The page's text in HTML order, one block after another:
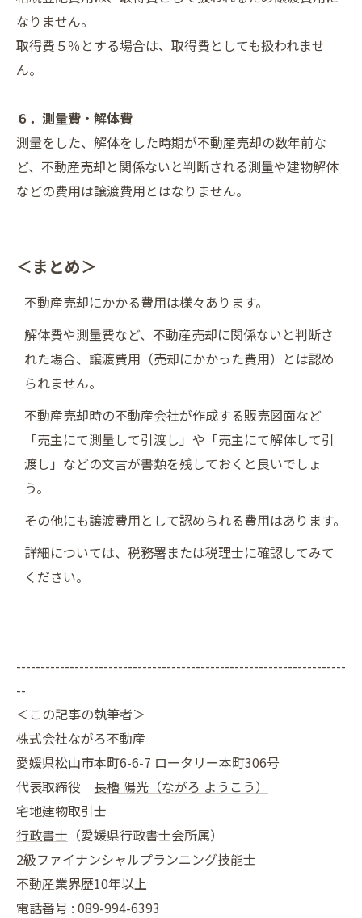
なりません。
取得費５％とする場合は、取得費としても扱われませ
ん。
６．測量費・解体費
測量をした、解体をした時期が不動産売却の数年前な
ど、不動産売却と関係ないと判断される測量や建物解体
などの費用は譲渡費用とはなりません。
＜まとめ＞
不動産売却にかかる費用は様々あります。
解体費や測量費など、不動産売却に関係ないと判断さ
れた場合、譲渡費用（売却にかかった費用）とは認め
られません。
不動産売却時の不動産会社が作成する販売図面など
「売主にて測量して引渡し」や「売主にて解体して引
渡し」などの文言が書類を残しておくと良いでしょ
う。
その他にも譲渡費用として認められる費用はあります。
詳細については、税務署または税理士に確認してみて
ください。
--------------------------------------------------------------------
--
＜この記事の執筆者＞
株式会社ながろ不動産
愛媛県松山市本町6-6-7 ロータリー本町306号
代表取締役 長櫓 陽光（ながろ ようこう）
宅地建物取引士
行政書士 （愛媛県行政書士会所属）
2級ファイナンシャルプランニング技能士
不動産業界歴10年以上
電話番号 : 089-994-6393